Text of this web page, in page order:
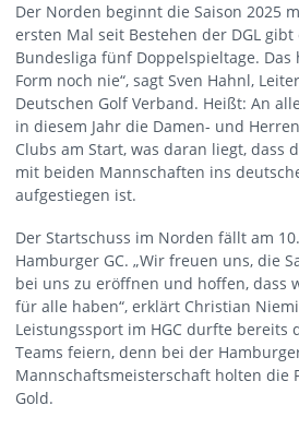
Der Norden beginnt die Saison 2025
ersten Mal seit Bestehen der DGL gibt
Bundesliga fünf Doppelspieltage.
Form noch nie“, sagt Sven Hahnl,
Deutschen Golf Verband. Heißt: An
in diesem Jahr die Damen- und
Clubs am Start, was daran liegt, dass
mit beiden Mannschaften ins
aufgestiegen ist.
Der Startschuss im Norden fällt am
Hamburger GC. „Wir freuen uns, die
bei uns zu eröffnen und hoffen, dass
für alle haben“, erklärt Christian
Leistungssport im HGC durfte bereits
Teams feiern, denn bei der
Mannschaftsmeisterschaft holten die
Gold.